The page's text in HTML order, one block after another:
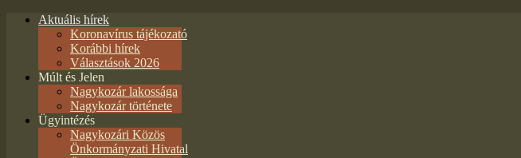
Aktuális hírek
Koronavírus tájékozató
Korábbi hírek
Választások 2026
Múlt és Jelen
Nagykozár lakossága
Nagykozár története
Ügyintézés
Nagykozári Közös
Önkormányzati Hivatal